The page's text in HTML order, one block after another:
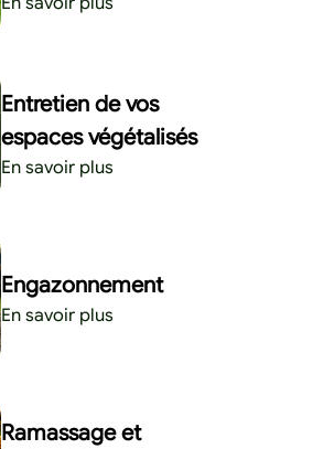
Entretien de vos
espaces végétalisés
En savoir plus
Engazonnement
En savoir plus
Ramassage et